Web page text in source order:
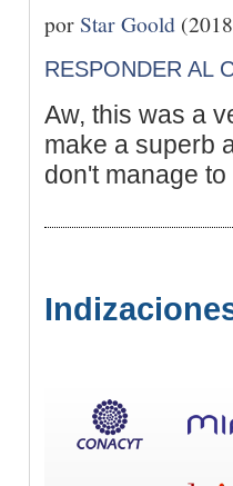
porStar Goold
RESPONDER AL
Aw, this was a
make a superb
don't manage